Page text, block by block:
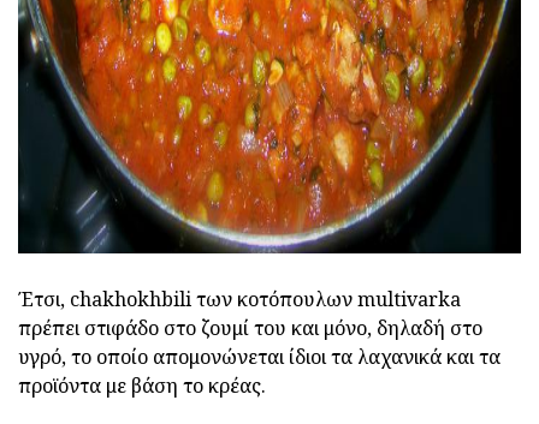
ad
Έτσι, chakhokhbili των κοτόπουλων multivarka
πρέπει στιφάδο στο ζουμί του και μόνο, δηλαδή στο
υγρό, το οποίο απομονώνεται ίδιοι τα λαχανικά και τα
προϊόντα με βάση το κρέας.